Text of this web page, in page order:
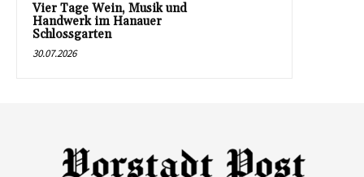
Vier Tage Wein, Musik und
Handwerk im Hanauer
Schlossgarten
30.07.2026